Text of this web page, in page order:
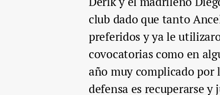
club dado que tanto
preferidos y ya le
covocatorias como en
año muy complicado por
defensa es recuperarse y